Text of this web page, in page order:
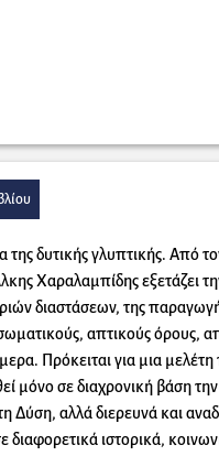
της δυτικής γλυπτικής. Από
Χαραλαμπίδης εξετάζει
διαστάσεων, της
απτικούς όρους,
Πρόκειται για μια
μόνο σε διαχρονική βάση την
Δύση, αλλά διερευνά και
ιστορικά,